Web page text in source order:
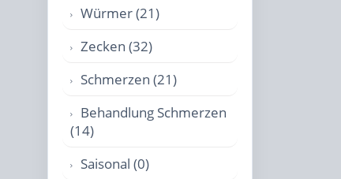
Würmer (21)
Zecken (32)
Schmerzen (21)
Behandlung Schmerzen
(14)
Saisonal (0)